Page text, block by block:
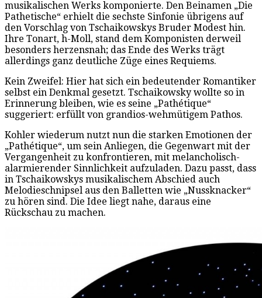
musikalischen Werks komponierte. Den Beinamen „Die
Pathetische“ erhielt die sechste Sinfonie übrigens auf
den Vorschlag von Tschaikowskys Bruder Modest hin.
Ihre Tonart, h-Moll, stand dem Komponisten derweil
besonders herzensnah; das Ende des Werks trägt
allerdings ganz deutliche Züge eines Requiems.
Kein Zweifel: Hier hat sich ein bedeutender Romantiker
selbst ein Denkmal gesetzt. Tschaikowsky wollte so in
Erinnerung bleiben, wie es seine „Pathétique“
suggeriert: erfüllt von grandios-wehmütigem Pathos.
Kohler wiederum nutzt nun die starken Emotionen der
„Pathétique“, um sein Anliegen, die Gegenwart mit der
Vergangenheit zu konfrontieren, mit melancholisch-
alarmierender Sinnlichkeit aufzuladen. Dazu passt, dass
in Tschaikowskys musikalischem Abschied auch
Melodieschnipsel aus den Balletten wie „Nussknacker“
zu hören sind. Die Idee liegt nahe, daraus eine
Rückschau zu machen.